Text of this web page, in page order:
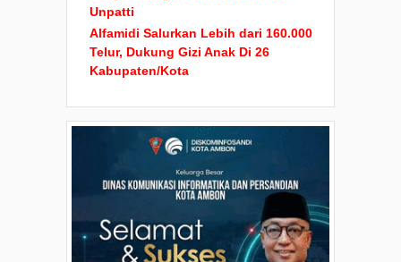
Unpatti
Alfamidi Salurkan Lebih dari 160.000
Telur, Dukung Gizi Anak Di 26
Kabupaten/Kota